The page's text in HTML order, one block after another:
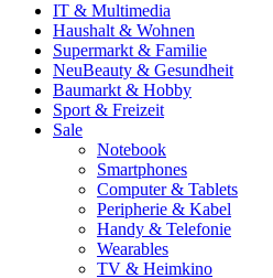
IT & Multimedia
Haushalt & Wohnen
Supermarkt & Familie
NeuBeauty & Gesundheit
Baumarkt & Hobby
Sport & Freizeit
Sale
Notebook
Smartphones
Computer & Tablets
Peripherie & Kabel
Handy & Telefonie
Wearables
TV & Heimkino